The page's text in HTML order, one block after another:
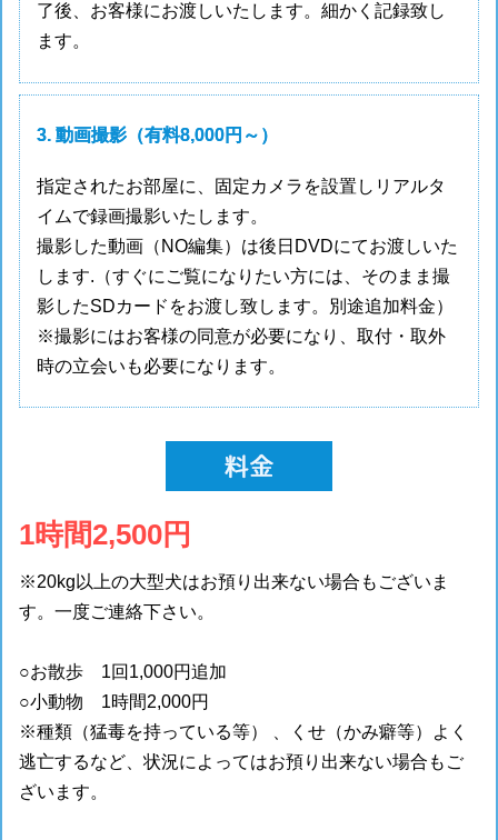
了後、お客様にお渡しいたします。細かく記録致し
ます。
3. 動画撮影（有料8,000円～）
指定されたお部屋に、固定カメラを設置しリアルタ
イムで録画撮影いたします。
撮影した動画（NO編集）は後日DVDにてお渡しいた
します.（すぐにご覧になりたい方には、そのまま撮
影したSDカードをお渡し致します。別途追加料金）
※撮影にはお客様の同意が必要になり、取付・取外
時の立会いも必要になります。
1時間2,500円
※20kg以上の大型犬はお預り出来ない場合もございま
す。一度ご連絡下さい。
○お散歩 1回1,000円追加
○小動物 1時間2,000円
※種類（猛毒を持っている等） 、くせ（かみ癖等）よく
逃亡するなど、状況によってはお預り出来ない場合もご
ざいます。